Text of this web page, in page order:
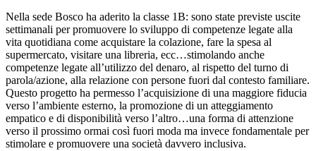
Nella sede Bosco ha aderito la classe 1B: sono state previste uscite
settimanali per promuovere lo sviluppo di competenze legate alla
vita quotidiana come acquistare la colazione, fare la spesa al
supermercato, visitare una libreria, ecc…stimolando anche
competenze legate all’utilizzo del denaro, al rispetto del turno di
parola/azione, alla relazione con persone fuori dal contesto familiare.
Questo progetto ha permesso l’acquisizione di una maggiore fiducia
verso l’ambiente esterno, la promozione di un atteggiamento
empatico e di disponibilità verso l’altro…una forma di attenzione
verso il prossimo ormai così fuori moda ma invece fondamentale per
stimolare e promuovere una società davvero inclusiva.